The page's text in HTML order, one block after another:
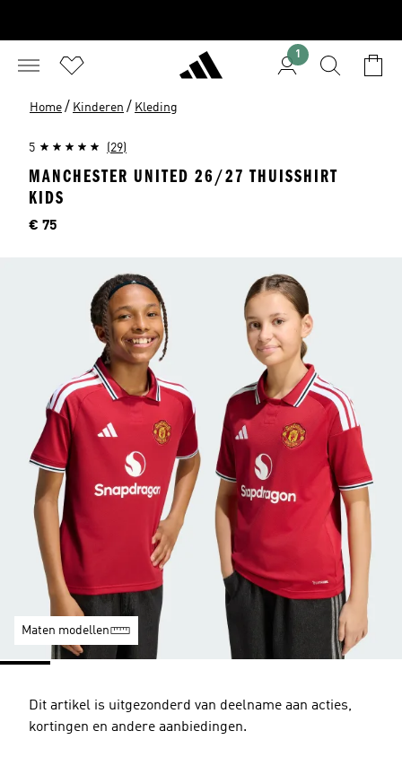
1
Home / Kinderen / Kleding
5 (29)
MANCHESTER UNITED 26/27 THUISSHIRT
KIDS
Prijs
€ 75
Maten modellen
Dit artikel is uitgezonderd van deelname aan acties,
kortingen en andere aanbiedingen.